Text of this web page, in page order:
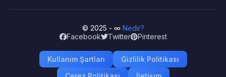
© 2025 - ∞ Nedir?
Facebook
Twitter Pinterest
Kullanım Şartları
Gizlilik Politikası